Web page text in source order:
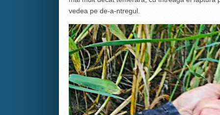
vedea pe de-a-ntregul.